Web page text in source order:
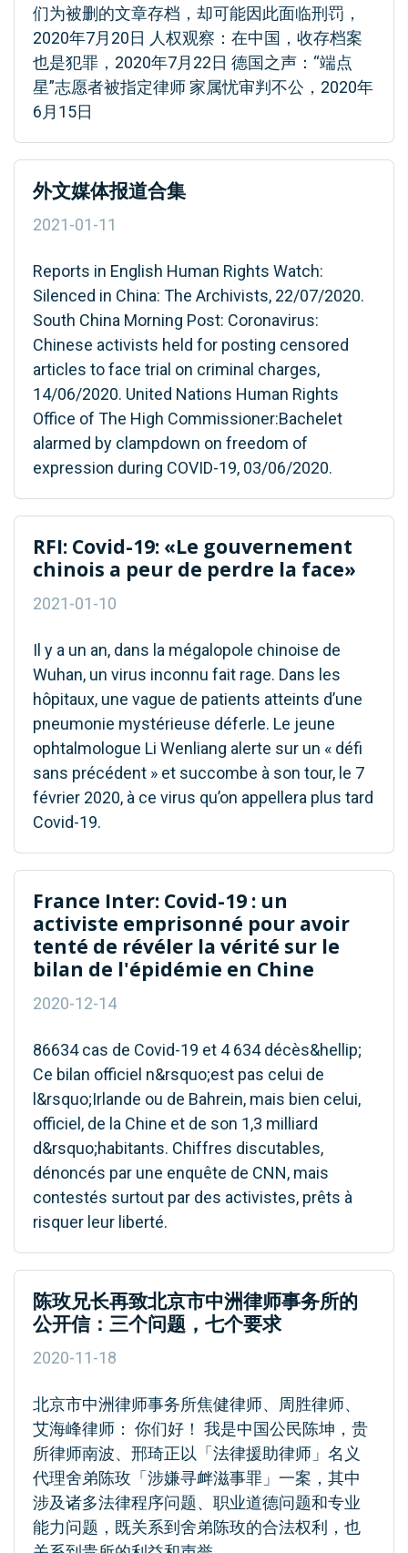
们为被删的文章存档，却可能因此面临刑罚，
2020年7月20日 人权观察：在中国，收存档案
也是犯罪，2020年7月22日 德国之声：“端点
星”志愿者被指定律师 家属忧审判不公，2020年
6月15日
外文媒体报道合集
2021-01-11
Reports in English Human Rights Watch:
Silenced in China: The Archivists, 22/07/2020.
South China Morning Post: Coronavirus:
Chinese activists held for posting censored
articles to face trial on criminal charges,
14/06/2020. United Nations Human Rights
Office of The High Commissioner:Bachelet
alarmed by clampdown on freedom of
expression during COVID-19, 03/06/2020.
RFI: Covid-19: «Le gouvernement
chinois a peur de perdre la face»
2021-01-10
Il y a un an, dans la mégalopole chinoise de
Wuhan, un virus inconnu fait rage. Dans les
hôpitaux, une vague de patients atteints d’une
pneumonie mystérieuse déferle. Le jeune
ophtalmologue Li Wenliang alerte sur un « défi
sans précédent » et succombe à son tour, le 7
février 2020, à ce virus qu’on appellera plus tard
Covid-19.
France Inter: Covid-19 : un
activiste emprisonné pour avoir
tenté de révéler la vérité sur le
bilan de l'épidémie en Chine
2020-12-14
86634 cas de Covid-19 et 4 634 décès&hellip;
Ce bilan officiel n&rsquo;est pas celui de
l&rsquo;Irlande ou de Bahrein, mais bien celui,
officiel, de la Chine et de son 1,3 milliard
d&rsquo;habitants. Chiffres discutables,
dénoncés par une enquête de CNN, mais
contestés surtout par des activistes, prêts à
risquer leur liberté.
陈玫兄长再致北京市中洲律师事务所的
公开信：三个问题，七个要求
2020-11-18
北京市中洲律师事务所焦健律师、周胜律师、
艾海峰律师： 你们好！ 我是中国公民陈坤，贵
所律师南波、邢琦正以「法律援助律师」名义
代理舍弟陈玫「涉嫌寻衅滋事罪」一案，其中
涉及诸多法律程序问题、职业道德问题和专业
能力问题，既关系到舍弟陈玫的合法权利，也